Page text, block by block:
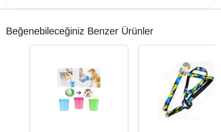
Beğenebileceğiniz Benzer Ürünler